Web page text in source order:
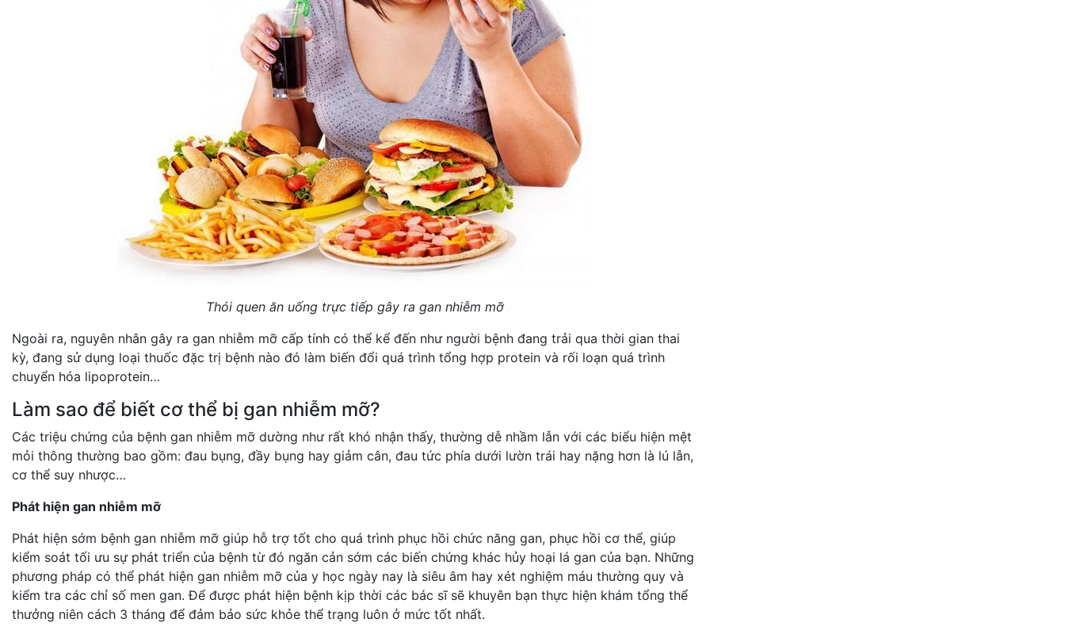
Thói quen ăn uống trực tiếp gây ra gan nhiễm mỡ
Ngoài ra, nguyên nhân gây ra gan nhiễm mỡ cấp tính có thể kể đến như người bệnh đang trải qua thời gian thai
kỳ, đang sử dụng loại thuốc đặc trị bệnh nào đó làm biến đổi quá trình tổng hợp protein và rối loạn quá trình
chuyển hóa lipoprotein…
Làm sao để biết cơ thể bị gan nhiễm mỡ?
Các triệu chứng của bệnh gan nhiễm mỡ dường như rất khó nhận thấy, thường dễ nhầm lẫn với các biểu hiện mệt
mỏi thông thường bao gồm: đau bụng, đầy bụng hay giảm cân, đau tức phía dưới lườn trái hay nặng hơn là lú lẫn,
cơ thể suy nhược…
Phát hiện gan nhiễm mỡ
Phát hiện sớm bệnh gan nhiễm mỡ giúp hỗ trợ tốt cho quá trình phục hồi chức năng gan, phục hồi cơ thể, giúp
kiểm soát tối ưu sự phát triển của bệnh từ đó ngăn cản sớm các biến chứng khác hủy hoại lá gan của bạn. Những
phương pháp có thể phát hiện gan nhiễm mỡ của y học ngày nay là siêu âm hay xét nghiệm máu thường quy và
kiểm tra các chỉ số men gan. Để được phát hiện bệnh kịp thời các bác sĩ sẽ khuyên bạn thực hiện khám tổng thể
thưởng niên cách 3 tháng để đảm bảo sức khỏe thể trạng luôn ở mức tốt nhất.